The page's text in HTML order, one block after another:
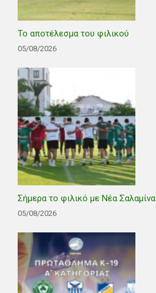
Το αποτέλεσμα του φιλικού
05/08/2026
Σήμερα το φιλικό με Νέα Σαλαμίνα
05/08/2026